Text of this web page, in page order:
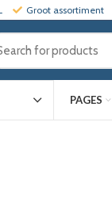
Groot assortiment
PAGES